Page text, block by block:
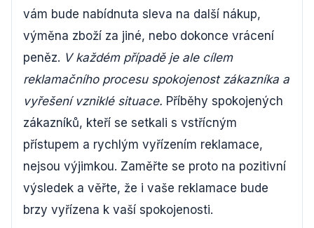
vám bude nabídnuta sleva na další nákup,
výměna zboží za jiné, nebo dokonce vrácení
peněz. V každém případě je ale cílem
reklamačního procesu spokojenost zákazníka a
vyřešení vzniklé situace. Příběhy spokojených
zákazníků, kteří se setkali s vstřícným
přístupem a rychlým vyřízením reklamace,
nejsou výjimkou. Zaměřte se proto na pozitivní
výsledek a věřte, že i vaše reklamace bude
brzy vyřízena k vaší spokojenosti.